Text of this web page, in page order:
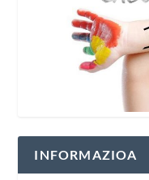
INFORMAZIOA